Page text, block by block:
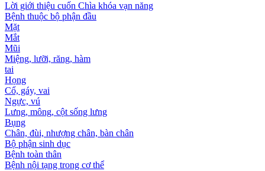
Lời giới thiệu cuốn Chìa khóa vạn năng
Bệnh thuộc bộ phận đầu
Mặt
Mắt
Mũi
Miệng, lưỡi, răng, hàm
tai
Họng
Cổ, gáy, vai
Ngực, vú
Lưng, mông, cột sống lưng
Bụng
Chân, đùi, nhượng chân, bàn chân
Bộ phận sinh dục
Bệnh toàn thân
Bệnh nội tạng trong cơ thể